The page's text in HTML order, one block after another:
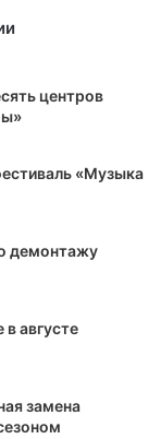
центров
«Музыка
демонтажу
августе
замена